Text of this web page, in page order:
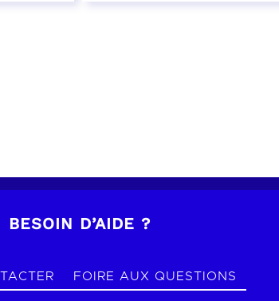
BESOIN D’AIDE ?
FOIRE AUX QUESTIONS